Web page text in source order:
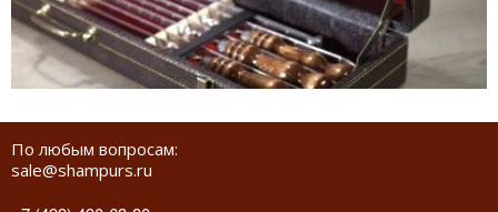
По любым вопросам:
sale@shampurs.ru